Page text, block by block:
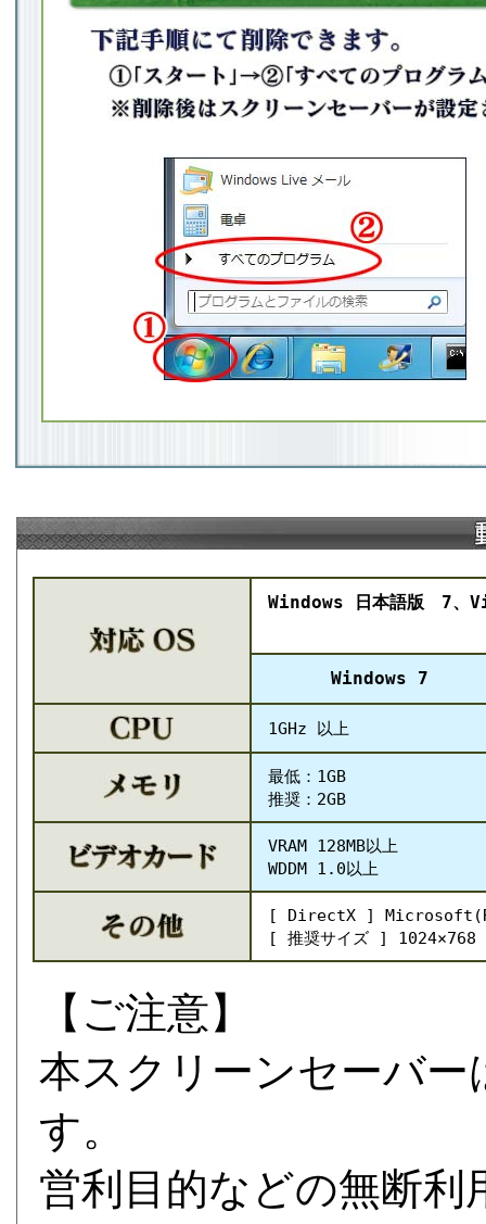
Windows 日本語版 7、
Windows 7
1GHz 以上
最低：1GB
推奨：2GB
VRAM 128MB以上
WDDM 1.0以上
[ DirectX ]
[ 推奨サイズ ] 1024×768
【ご注意】
本スクリーンセーバ
す。
営利目的などの無断